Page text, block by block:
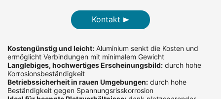
Kontakt
Kostengünstig und leicht: Aluminium senkt die Kosten und
ermöglicht Verbindungen mit minimalem Gewicht
Langlebiges, hochwertiges Erscheinungsbild: durch hohe
Korrosionsbeständigkeit
Betriebssicherheit in rauen Umgebungen: durch hohe
Beständigkeit gegen Spannungsrisskorrosion